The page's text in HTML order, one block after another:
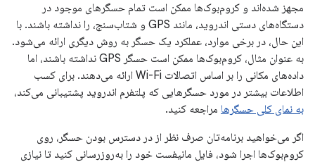
مجهز شده‌اند و کروم‌بوک‌ها ممکن است تمام حسگرهای موجود در
دستگاه‌های دستی اندروید، مانند GPS و شتاب‌سنج، را نداشته باشند. با
این حال، در برخی موارد، عملکرد یک حسگر به روش دیگری ارائه می‌شود.
به عنوان مثال، کروم‌بوک‌ها ممکن است حسگر GPS نداشته باشند، اما
داده‌های مکانی را بر اساس اتصالات Wi-Fi ارائه می‌دهند. برای کسب
اطلاعات بیشتر در مورد حسگرهایی که پلتفرم اندروید پشتیبانی می‌کند،
به نمای کلی حسگرها مراجعه کنید.
اگر می‌خواهید برنامه‌تان صرف نظر از در دسترس بودن حسگر، روی
کروم‌بوک‌ها اجرا شود، فایل مانیفست خود را به‌روزرسانی کنید تا نیازی